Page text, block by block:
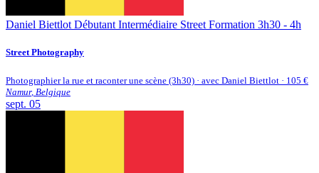
Daniel Biettlot Débutant Intermédiaire Street Formation 3h30 - 4h
Street Photography
Photographier la rue et raconter une scène (3h30) · avec Daniel Biettlot · 105 €
Namur, Belgique
sept. 05